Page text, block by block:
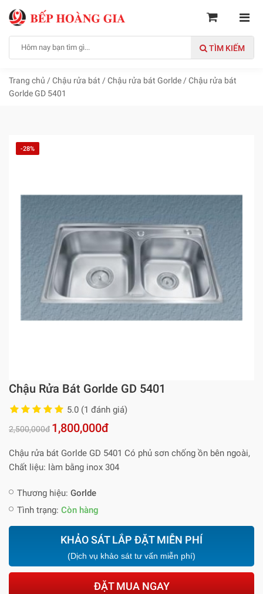
TÌM KIẾM
Trang chủ /Chậu rửa bát /Chậu rửa bát Gorlde /Chậu rửa bát
Gorlde GD 5401
-28%
Chậu Rửa Bát Gorlde GD 5401
5.0 (1 đánh giá)
2,500,000đ 1,800,000đ
Chậu rửa bát Gorlde GD 5401 Có phủ sơn chống ồn bên ngoài,
Chất liệu: làm bằng inox 304
Thương hiệu: Gorlde
Tình trạng: Còn hàng
KHẢO SÁT LẮP ĐẶT MIỄN PHÍ
(Dịch vụ khảo sát tư vấn miễn phí)
ĐẶT MUA NGAY